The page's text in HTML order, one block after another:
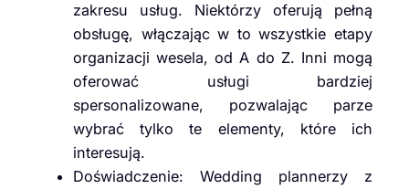
zakresu usług. Niektórzy oferują pełną
obsługę, włączając w to wszystkie etapy
organizacji wesela, od A do Z. Inni mogą
oferować usługi bardziej
spersonalizowane, pozwalając parze
wybrać tylko te elementy, które ich
interesują.
Doświadczenie: Wedding plannerzy z